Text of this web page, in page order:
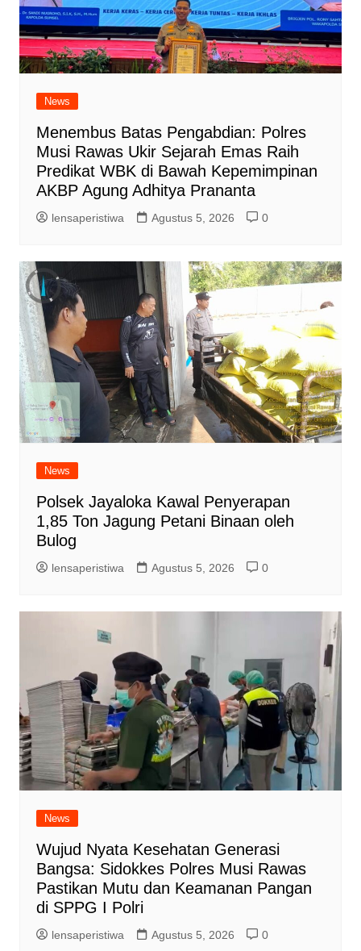
News
Menembus Batas Pengabdian: Polres
Musi Rawas Ukir Sejarah Emas Raih
Predikat WBK di Bawah Kepemimpinan
AKBP Agung Adhitya Prananta
lensaperistiwa Agustus 5, 2026 0
News
Polsek Jayaloka Kawal Penyerapan
1,85 Ton Jagung Petani Binaan oleh
Bulog
lensaperistiwa Agustus 5, 2026 0
News
Wujud Nyata Kesehatan Generasi
Bangsa: Sidokkes Polres Musi Rawas
Pastikan Mutu dan Keamanan Pangan
di SPPG I Polri
lensaperistiwa Agustus 5, 2026 0